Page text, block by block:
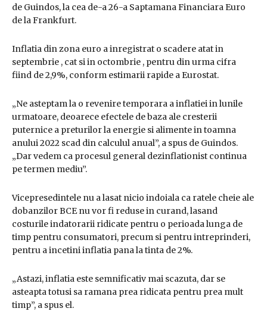
de Guindos, la cea de-a 26-a Saptamana Financiara Euro
de la Frankfurt.
Inflatia din zona euro a inregistrat o scadere atat in ​​
septembrie , cat si in octombrie , pentru din urma cifra
fiind de 2,9%, conform estimarii rapide a Eurostat.
„Ne asteptam la o revenire temporara a inflatiei in lunile
urmatoare, deoarece efectele de baza ale cresterii
puternice a preturilor la energie si alimente in toamna
anului 2022 scad din calculul anual”, a spus de Guindos.
„Dar vedem ca procesul general dezinflationist continua
pe termen mediu”.
Vicepresedintele nu a lasat nicio indoiala ca ratele cheie ale
dobanzilor BCE nu vor fi reduse in curand, lasand
costurile indatorarii ridicate pentru o perioada lunga de
timp pentru consumatori, precum si pentru intreprinderi,
pentru a incetini inflatia pana la tinta de 2%.
„Astazi, inflatia este semnificativ mai scazuta, dar se
asteapta totusi sa ramana prea ridicata pentru prea mult
timp”, a spus el.